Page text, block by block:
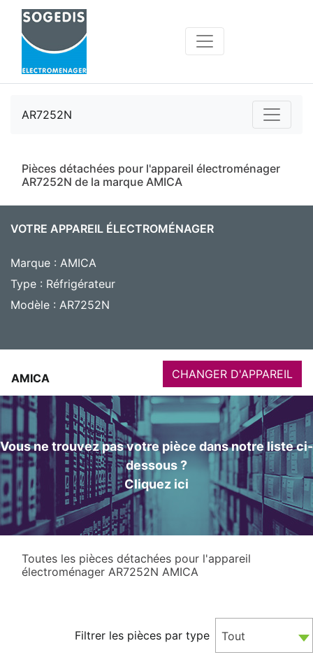
AR7252N
Pièces détachées pour l'appareil électroménager
AR7252N de la marque AMICA
VOTRE APPAREIL ÉLECTROMÉNAGER
Marque : AMICA
Type : Réfrigérateur
Modèle : AR7252N
AMICA CHANGER D'APPAREIL
Vous ne trouvez pas votre pièce dans notre liste ci-
dessous ?
Cliquez ici
Toutes les pièces détachées pour l'appareil
électroménager AR7252N AMICA
Filtrer les pièces par type Tout